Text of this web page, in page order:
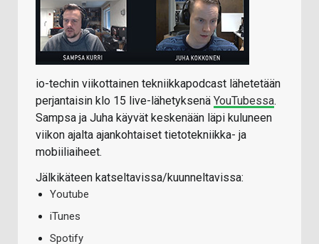
io-techin viikottainen tekniikkapodcast lähetetään
perjantaisin klo 15 live-lähetyksenä YouTubessa.
Sampsa ja Juha käyvät keskenään läpi kuluneen
viikon ajalta ajankohtaiset tietotekniikka- ja
mobiiliaiheet.
Jälkikäteen katseltavissa/kuunneltavissa:
Youtube
iTunes
Spotify